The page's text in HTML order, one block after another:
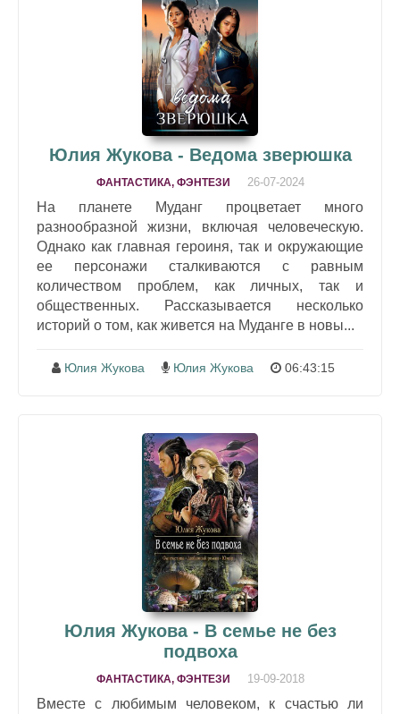
Юлия Жукова - Ведома зверюшка
ФАНТАСТИКА, ФЭНТЕЗИ 26-07-2024
На планете Муданг процветает много
разнообразной жизни, включая человеческую.
Однако как главная героиня, так и окружающие
ее персонажи сталкиваются с равным
количеством проблем, как личных, так и
общественных. Рассказывается несколько
историй о том, как живется на Муданге в новы...
Юлия Жукова Юлия Жукова 06:43:15
Юлия Жукова - В семье не без
подвоха
ФАНТАСТИКА, ФЭНТЕЗИ 19-09-2018
Вместе с любимым человеком, к счастью ли